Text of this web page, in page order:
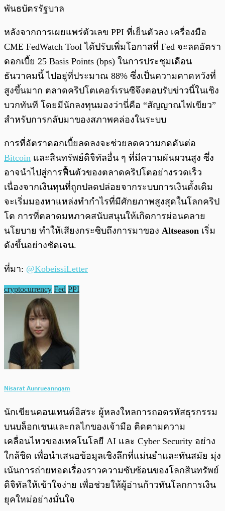
พันธบัตรรัฐบาล
หลังจากการเผยแพร่ตัวเลข PPI ที่เย็นตัวลง เครื่องมือ
CME FedWatch Tool ได้ปรับเพิ่มโอกาสที่ Fed จะลดอัตรา
ดอกเบี้ย 25 Basis Points (bps) ในการประชุมเดือน
ธันวาคมนี้ ไปอยู่ที่ประมาณ 88% ซึ่งเป็นความคาดหวังที่
สูงขึ้นมาก ตลาดคริปโตเคอร์เรนซีจึงตอบรับข่าวนี้ในเชิง
บวกทันที โดยมีนักลงทุนมองว่านี่คือ “สัญญาณไฟเขียว”
สำหรับการกลับมาของสภาพคล่องในระบบ
การที่อัตราดอกเบี้ยลดลงจะช่วยลดความกดดันต่อ
Bitcoin และสินทรัพย์ดิจิทัลอื่น ๆ ที่มีความผันผวนสูง ซึ่ง
อาจนำไปสู่การฟื้นตัวของตลาดคริปโตอย่างรวดเร็ว
เนื่องจากเงินทุนที่ถูกปลดปล่อยจากระบบการเงินดั้งเดิม
จะเริ่มมองหาแหล่งทำกำไรที่มีศักยภาพสูงสุดในโลกคริป
โต การที่ตลาดมหภาคสนับสนุนให้เกิดการผ่อนคลาย
นโยบาย ทำให้เสียงกระซิบถึงการมาของ Altseason เริ่ม
ดังขึ้นอย่างชัดเจน.
ที่มา: @KobeissiLetter
cryptocurrency Fed PPI
Nisarat Aunrueanngam
นักเขียนคอนเทนต์อิสระ ผู้หลงใหลการถอดรหัสธุรกรรม
บนบล็อกเชนและกลไกของเจ้ามือ ติดตามความ
เคลื่อนไหวของเทคโนโลยี AI และ Cyber Security อย่าง
ใกล้ชิด เพื่อนำเสนอข้อมูลเชิงลึกที่แม่นยำและทันสมัย มุ่ง
เน้นการถ่ายทอดเรื่องราวความซับซ้อนของโลกสินทรัพย์
ดิจิทัลให้เข้าใจง่าย เพื่อช่วยให้ผู้อ่านก้าวทันโลกการเงิน
ยุคใหม่อย่างมั่นใจ